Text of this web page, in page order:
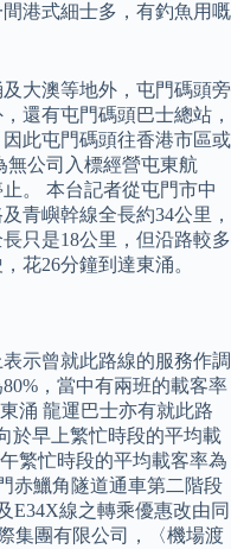
港式細士多，有釣魚用嘅
大澳等地外，屯門碼頭旁
還有屯門碼頭巴士總站，
此屯門碼頭往香港市區或
無公司入標經營屯東航
。 本台記者從屯門市中
青嶼幹線全長約34公里，
只是18公里，但沿路較多
花26分鐘到達東涌。
示曾就此路線的服務作調
，當中有兩班的載客率
涌 龍運巴士亦有就此路
於早上繁忙時段的平均載
繁忙時段的平均載客率為
赤鱲角隧道通車第二階段
E34X線之轉乘優惠改由同
集團有限公司，〈機場渡